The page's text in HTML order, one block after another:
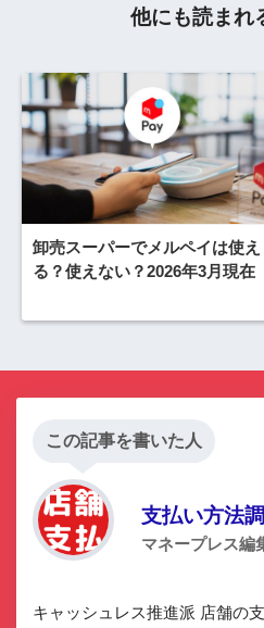
他にも読まれ
卸売スーパーでメルペイは使え
る？使えない？2026年3月現在
この記事を書いた人
支払い方法
マネープレス編
キャッシュレス推進派 店舗の